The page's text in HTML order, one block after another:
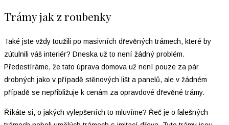
Trámy jak z roubenky
Také jste vždy toužili po masivních dřevěných trámech, které by
zútulnili váš interiér? Dneska už to není žádný problém.
Předestíráme, že tato úprava domova už není pouze za pár
drobných jako v případě stěnových lišt a panelů, ale v žádném
případě se nepřibližuje k cenám za opravdové dřevěné trámy.
Říkáte si, o jakých vylepšeních to mluvíme? Řeč je o falešných